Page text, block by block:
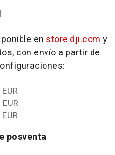
en store.dji.com y
con envío a partir de
posventa